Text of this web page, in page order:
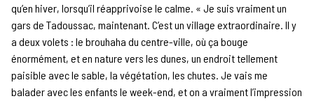
qu’en hiver, lorsqu’il réapprivoise le calme. « Je suis vraiment un
gars de Tadoussac, maintenant. C’est un village extraordinaire. Il y
a deux volets : le brouhaha du centre-ville, où ça bouge
énormément, et en nature vers les dunes, un endroit tellement
paisible avec le sable, la végétation, les chutes. Je vais me
balader avec les enfants le week-end, et on a vraiment l’impression